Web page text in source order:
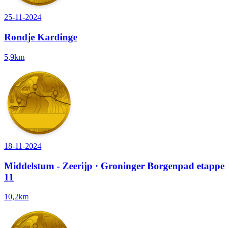
25-11-2024
Rondje Kardinge
5,9km
18-11-2024
Middelstum - Zeerijp · Groninger Borgenpad etappe
11
10,2km